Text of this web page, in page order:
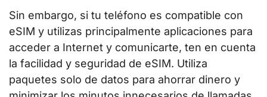
Sin embargo, si tu teléfono es compatible con
eSIM y utilizas principalmente aplicaciones para
acceder a Internet y comunicarte, ten en cuenta
la facilidad y seguridad de eSIM. Utiliza
paquetes solo de datos para ahorrar dinero y